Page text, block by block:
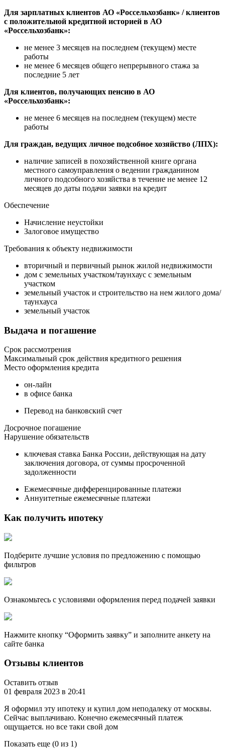
Для зарплатных клиентов АО «Россельхозбанк» / клиентов
с положительной кредитной историей в АО
«Россельхозбанк»:
не менее 3 месяцев на последнем (текущем) месте
работы
не менее 6 месяцев общего непрерывного стажа за
последние 5 лет
Для клиентов, получающих пенсию в АО
«Россельхозбанк»:
не менее 6 месяцев на последнем (текущем) месте
работы
Для граждан, ведущих личное подсобное хозяйство (ЛПХ):
наличие записей в похозяйственной книге органа
местного самоуправления о ведении гражданином
личного подсобного хозяйства в течение не менее 12
месяцев до даты подачи заявки на кредит
Обеспечение
Начисление неустойки
Залоговое имущество
Требования к объекту недвижимости
вторичный и первичный рынок жилой недвижимости
дом с земельных участком/таунхаус с земельным
участком
земельный участок и строительство на нем жилого дома/
таунхауса
земельный участок
Выдача и погашение
Срок рассмотрения
Максимальный срок действия кредитного решения
Место оформления кредита
он-лайн
в офисе банка
Перевод на банковский счет
Досрочное погашение
Нарушение обязательств
ключевая ставка Банка России, действующая на дату
заключения договора, от суммы просроченной
задолженности
Ежемесячные дифференцированные платежи
Аннуитетные ежемесячные платежи
Как получить ипотеку
Подберите лучшие условия по предложению с помощью
фильтров
Ознакомьтесь с условиями оформления перед подачей заявки
Нажмите кнопку “Оформить заявку” и заполните анкету на
сайте банка
Отзывы клиентов
Оставить отзыв
01 февраля 2023 в 20:41
Я оформил эту ипотеку и купил дом неподалеку от москвы.
Сейчас выплачиваю. Конечно ежемесячный платеж
ощущается. но все таки свой дом
Показать еще (0 из 1)